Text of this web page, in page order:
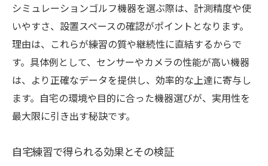
シミュレーションゴルフ機器を選ぶ際は、計測精度や使
いやすさ、設置スペースの確認がポイントとなります。
理由は、これらが練習の質や継続性に直結するからで
す。具体例として、センサーやカメラの性能が高い機器
は、より正確なデータを提供し、効率的な上達に寄与し
ます。自宅の環境や目的に合った機器選びが、実用性を
最大限に引き出す秘訣です。
自宅練習で得られる効果とその検証